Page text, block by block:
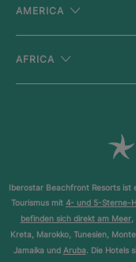
AMERICA
AFRICA
Iberostar Beachfront Resorts
Tourismus mit 4- und 5-Sterne-
befinden sich direkt am Meer,
Kreta, Marokko, Tunesien,
Jamaika und Aruba. Die Hotels